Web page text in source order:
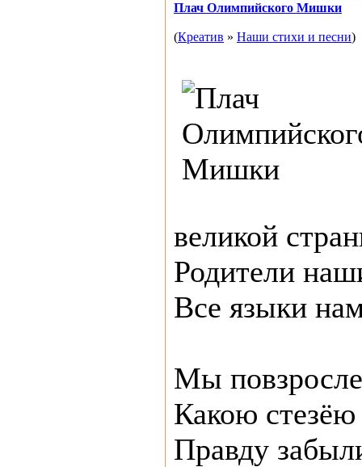
Плач Олимпийского Мишки
(Креатив » Наши стихи и песни)
великой
Родители
Все языки
Мы
Какою
Правду